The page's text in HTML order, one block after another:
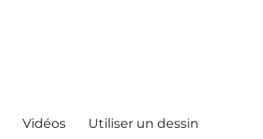
Vidéos Utiliser un dessin